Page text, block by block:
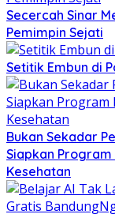
Secercah Sinar
Pemimpin Sejati
Setitik Embun di
Bukan Sekadar
Siapkan Program
Kesehatan